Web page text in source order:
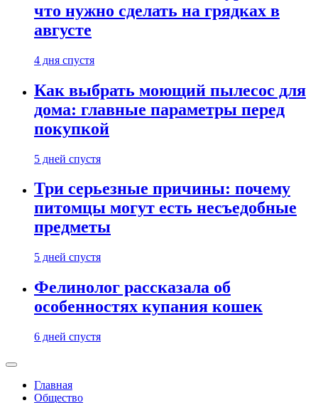
что нужно сделать на грядках в
августе
4 дня спустя
Как выбрать моющий пылесос для
дома: главные параметры перед
покупкой
5 дней спустя
Три серьезные причины: почему
питомцы могут есть несъедобные
предметы
5 дней спустя
Фелинолог рассказала об
особенностях купания кошек
6 дней спустя
Главная
Общество